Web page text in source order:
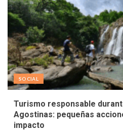
SOCIAL
Turismo responsable
Agostinas: pequeñas
impacto